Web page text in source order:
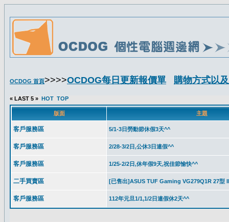
OCDOG 首頁>>>>OCDOG每日更新報價單 購物方式以